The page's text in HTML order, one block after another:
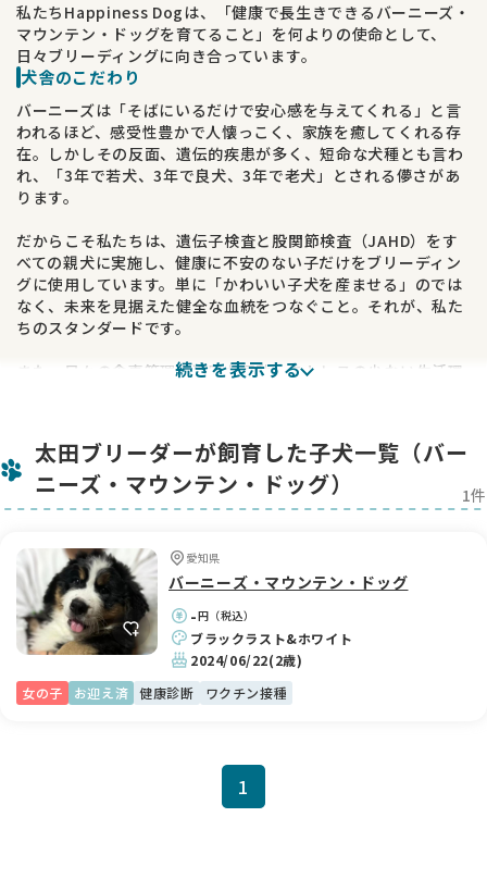
私たちHappiness Dogは、「健康で長生きできるバーニーズ・
マウンテン・ドッグを育てること」を何よりの使命として、
日々ブリーディングに向き合っています。
犬舎のこだわり
バーニーズは「そばにいるだけで安心感を与えてくれる」と言
われるほど、感受性豊かで人懐っこく、家族を癒してくれる存
在。しかしその反面、遺伝的疾患が多く、短命な犬種とも言わ
れ、「3年で若犬、3年で良犬、3年で老犬」とされる儚さがあ
ります。
だからこそ私たちは、遺伝子検査と股関節検査（JAHD）をす
べての親犬に実施し、健康に不安のない子だけをブリーディン
グに使用しています。単に「かわいい子犬を産ませる」のでは
なく、未来を見据えた健全な血統をつなぐこと。それが、私た
ちのスタンダードです。
また、日々の食事管理や適度な運動、ストレスの少ない生活環
ドッグショーにも積極的に参加し、ROYAL CANIN Awardなど
多くの賞をいただいていますが、それもすべて「健康で美し
く、バーニーズらしい魅力を備えた個体」を目指す結果だと考
ワンちゃん・血統の特徴
Happiness Dogで育つバーニーズたちは、見た目の美しさだけ
でなく、性格のやさしさ・人との調和性にもこだわった血統を
持っています。
私たちが理想とするのは、「そっと寄り添ってくれる心のパー
トナー」になれるようなバーニーズ。飼い主の感情に寄り添
い、悲しいときは黙ってそばに、うれしいときは一緒に喜んで
親犬たちは健康だけでなく、精神的な安定性も大切に育てら
れ、その姿を見ながら子犬たちも社会性や協調性を自然に学ん
続きを表示する
太田ブリーダーが飼育した子犬一覧（バー
ニーズ・マウンテン・ドッグ）
1件
愛知県
バーニーズ・マウンテン・ドッグ
-円（税込）
ブラックラスト&ホワイト
2024/06/22(2歳)
女の子
お迎え済 健康診断 ワクチン接種
1